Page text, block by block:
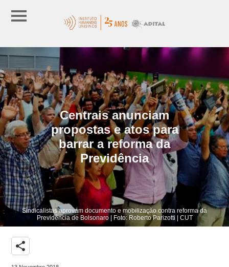
Centrais anunciam
propostas e atos para
barrar a reforma da
Previdência
Sindicalistas aprovam documento e mobilização contra reforma da
Previdência de Bolsonaro | Foto: Roberto Parizotti | CUT
share